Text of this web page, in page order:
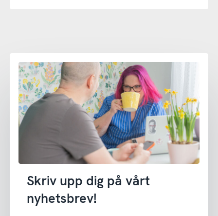
Skriv upp dig på vårt
nyhetsbrev!